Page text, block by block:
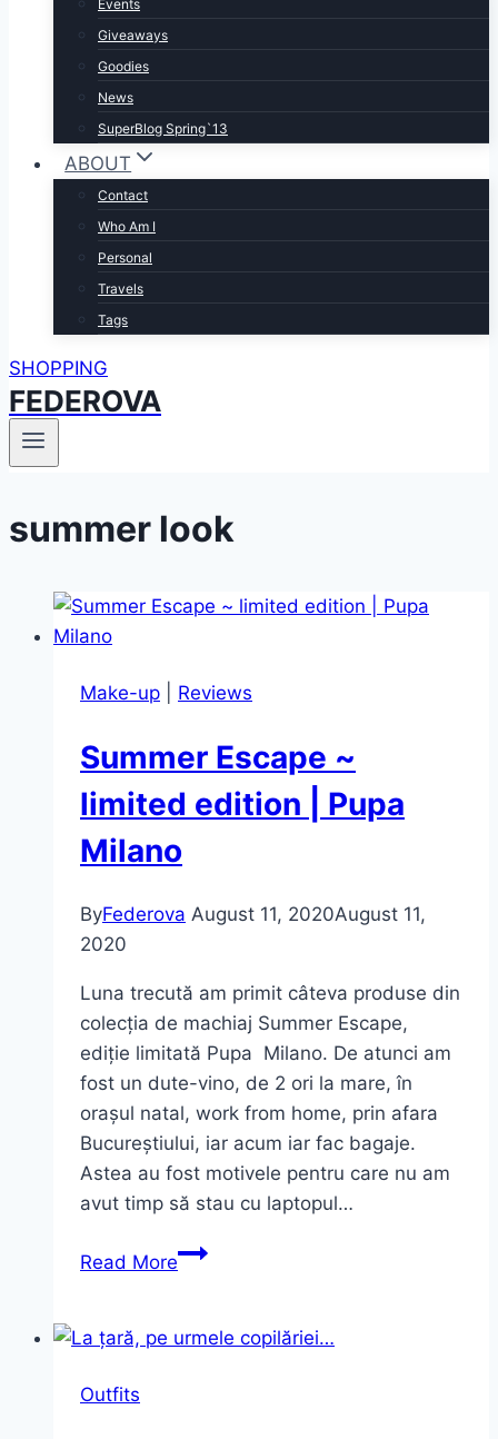
Events
Giveaways
Goodies
News
SuperBlog Spring`13
ABOUT
Contact
Who Am I
Personal
Travels
Tags
SHOPPING
FEDEROVA
summer look
Make-up Reviews
Summer Escape ~
limited edition | Pupa
Milano
ByFederova August 11, 2020August 11,
2020
Luna trecută am primit câteva produse din
colecția de machiaj Summer Escape,
ediție limitată Pupa Milano. De atunci am
fost un dute-vino, de 2 ori la mare, în
orașul natal, work from home, prin afara
Bucureștiului, iar acum iar fac bagaje.
Astea au fost motivele pentru care nu am
avut timp să stau cu laptopul…
Read MoreSummer
limited
Outfits